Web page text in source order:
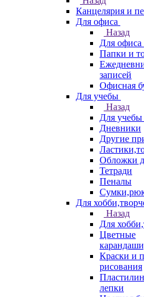
Канцелярия и
Для офиса
Назад
Для офиса
Папки и
записей
Офисная
Для учебы
Назад
Для учебы
Дневники
Другие
Обложки
Тетради
Пеналы
Для
Назад
Для
Цветные
Краски и
рисования
лепки